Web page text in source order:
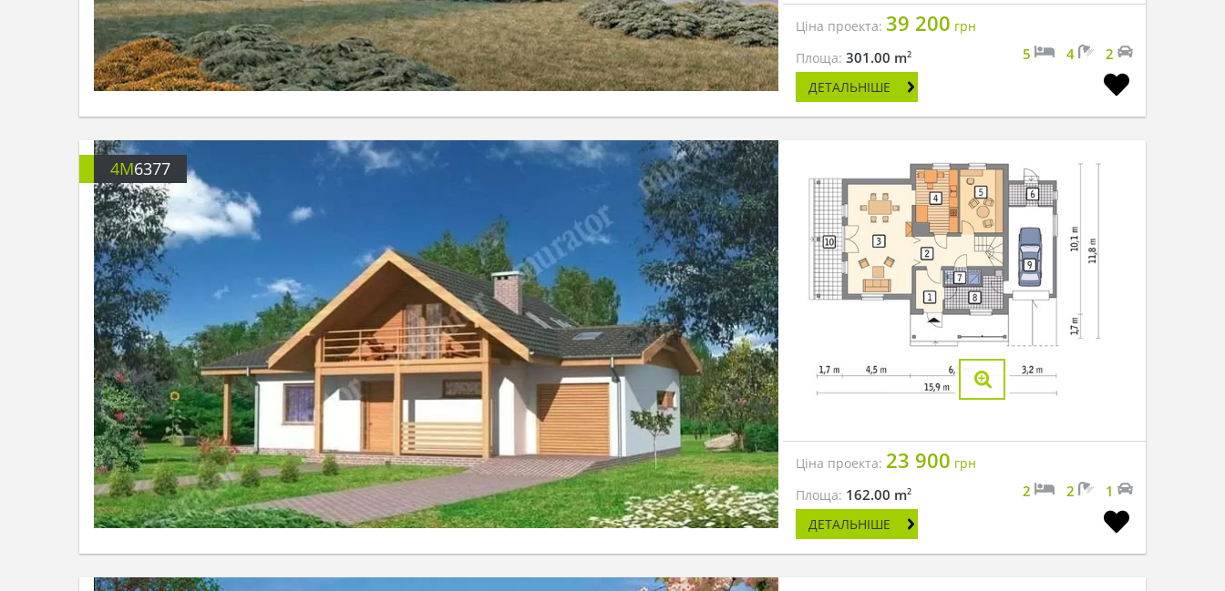
Ціна проекта: 39 200 грн
Площа:301.00 m2 5 4 2
ДЕТАЛЬНІШЕ
4M6377
Ціна проекта: 23 900 грн
Площа: 162.00 m2 2 2 1
ДЕТАЛЬНІШЕ